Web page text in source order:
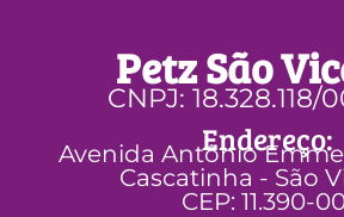
Petz São
CNPJ: 18.328.118/
Endereço:
Avenida Antônio
Cascatinha - São
CEP: 11.390-